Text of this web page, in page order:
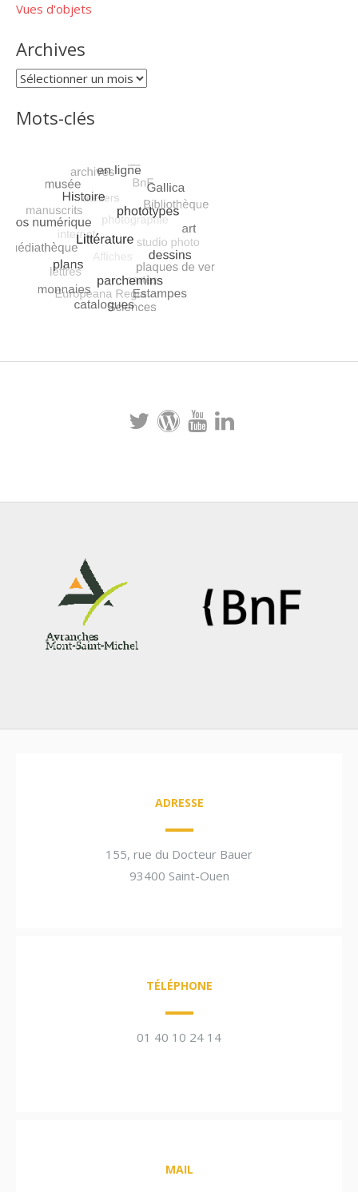
Vues d'objets
Archives
Archives
Mots-clés
ADRESSE
155, rue du Docteur Bauer
93400 Saint-Ouen
TÉLÉPHONE
01 40 10 24 14
MAIL